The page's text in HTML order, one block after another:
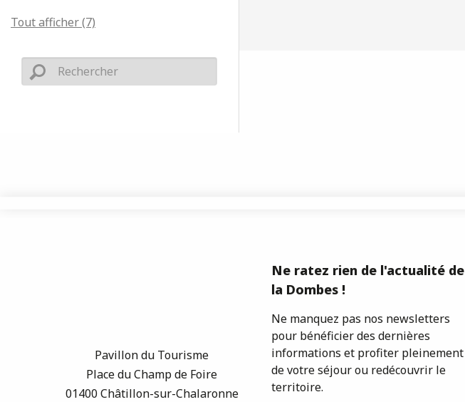
Tout afficher (7)
Pavillon du Tourisme
Place du Champ de Foire
01400 Châtillon-sur-Chalaronne
Ne ratez rien de l'actualité de
la Dombes !
Ne manquez pas nos newsletters
pour bénéficier des dernières
informations et profiter pleinement
de votre séjour ou redécouvrir le
territoire.